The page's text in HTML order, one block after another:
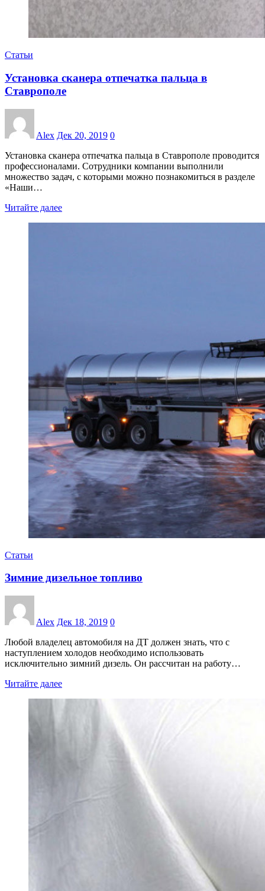
Статьи
Установка сканера отпечатка пальца в
Ставрополе
Alex Дек 20, 2019 0
Установка сканера отпечатка пальца в Ставрополе проводится
профессионалами. Сотрудники компании выполнили
множество задач, с которыми можно познакомиться в разделе
«Наши…
Читайте далее
Статьи
Зимние дизельное топливо
Alex Дек 18, 2019 0
Любой владелец автомобиля на ДТ должен знать, что с
наступлением холодов необходимо использовать
исключительно зимний дизель. Он рассчитан на работу…
Читайте далее